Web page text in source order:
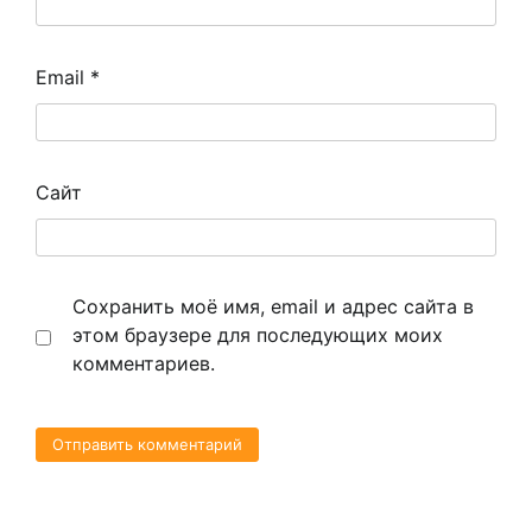
Email *
Сайт
Сохранить моё имя, email и адрес сайта в
этом браузере для последующих моих
комментариев.